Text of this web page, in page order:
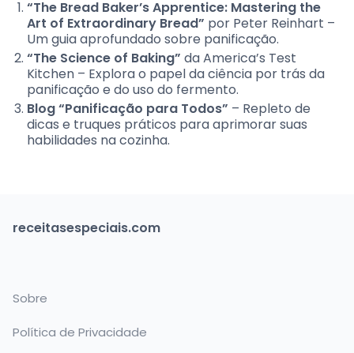
“The Bread Baker’s Apprentice: Mastering the
Art of Extraordinary Bread” por Peter Reinhart –
Um guia aprofundado sobre panificação.
“The Science of Baking” da America’s Test
Kitchen – Explora o papel da ciência por trás da
panificação e do uso do fermento.
Blog “Panificação para Todos” – Repleto de
dicas e truques práticos para aprimorar suas
habilidades na cozinha.
receitasespeciais.com
Sobre
Política de Privacidade